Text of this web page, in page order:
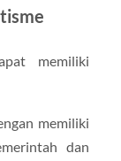
memiliki
memiliki
dan